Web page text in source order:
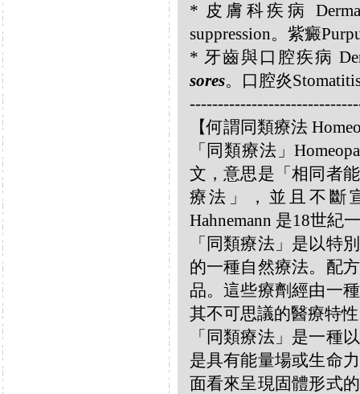
* 皮膚科疾病
suppression。紫癜
* 牙齒與口腔疾病
sores。口腔炎
【何謂同類療法
「同類療法」
文，意思是「相同者
療法」，並且不斷
Hahnemann 是18世紀
「同類療法」是以特
的一種自然療法。配
品。這些療劑經由一
其不可思議的醫療特
「同類療法」是一種
是具有能量場或生命
面看來呈現固體形式